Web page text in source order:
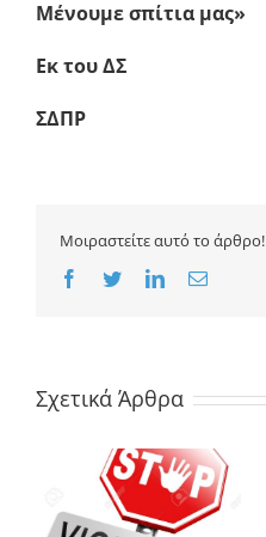
Μένουμε σπίτια μας»
Εκ του ΔΣ
ΣΔΠΡ
Μοιραστείτε αυτό το άρθρο!
Facebook
TwitterLinkedInEmail
Σχετικά Άρθρα